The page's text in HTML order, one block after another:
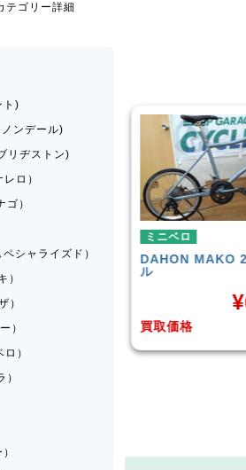
テゴリー詳細
2021年モデ
¥
ミニベロ
BIANCHILepre
買取価格
¥
ト)
ンデール)
リヂストン)
ロ）
）
シャライズド）
）
）
）
）